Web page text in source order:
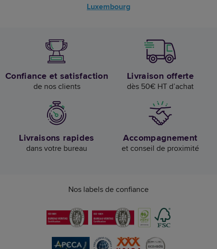
Luxembourg
Confiance et satisfaction
de nos clients
Livraison offerte
dès 50€ HT d’achat
Livraisons rapides
dans votre bureau
Accompagnement
et conseil de proximité
Nos labels de confiance